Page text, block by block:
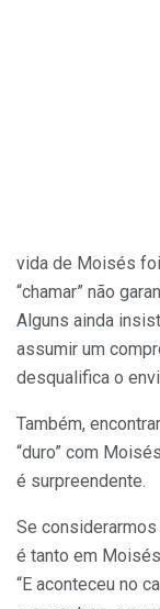
vida de Moisés
“chamar” não
Alguns ainda
assumir um
desqualifica o
Também,
“duro” com
é surpreendente.
Se
é tanto em
“E aconteceu no